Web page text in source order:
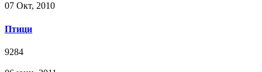
07 Окт, 2010
Птици
9284